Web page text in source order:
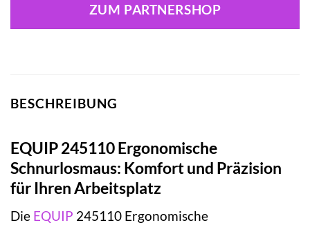
ZUM PARTNERSHOP
BESCHREIBUNG
EQUIP 245110 Ergonomische
Schnurlosmaus: Komfort und Präzision
für Ihren Arbeitsplatz
Die EQUIP 245110 Ergonomische